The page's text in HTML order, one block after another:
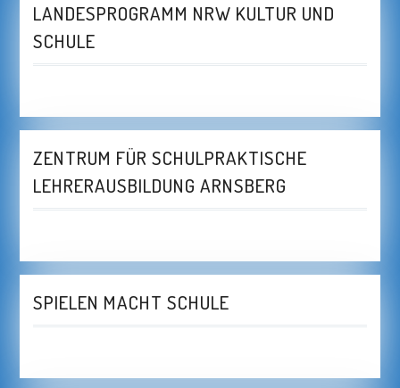
LANDESPROGRAMM NRW KULTUR UND
SCHULE
ZENTRUM FÜR SCHULPRAKTISCHE
LEHRERAUSBILDUNG ARNSBERG
SPIELEN MACHT SCHULE